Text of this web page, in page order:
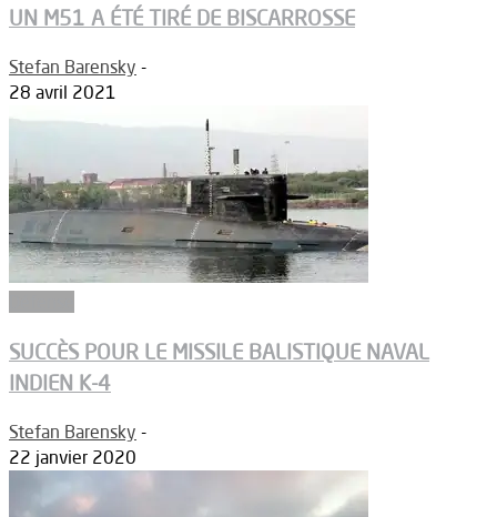
UN M51 A ÉTÉ TIRÉ DE BISCARROSSE
Stefan Barensky -
28 avril 2021
SUCCÈS POUR LE MISSILE BALISTIQUE NAVAL
INDIEN K-4
Stefan Barensky -
22 janvier 2020